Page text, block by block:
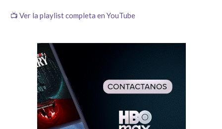
📺 Ver la playlist completa en YouTube